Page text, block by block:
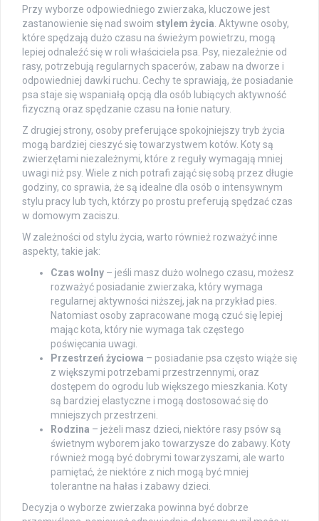
Przy wyborze odpowiedniego zwierzaka, kluczowe jest
zastanowienie się nad swoim stylem życia . Aktywne osoby,
które spędzają dużo czasu na świeżym powietrzu, mogą
lepiej odnaleźć się w roli właściciela psa. Psy, niezależnie od
rasy, potrzebują regularnych spacerów, zabaw na dworze i
odpowiedniej dawki ruchu. Cechy te sprawiają, że posiadanie
psa staje się wspaniałą opcją dla osób lubiących aktywność
fizyczną oraz spędzanie czasu na łonie natury.
Z drugiej strony, osoby preferujące spokojniejszy tryb życia
mogą bardziej cieszyć się towarzystwem kotów. Koty są
zwierzętami niezależnymi, które z reguły wymagają mniej
uwagi niż psy. Wiele z nich potrafi zająć się sobą przez długie
godziny, co sprawia, że są idealne dla osób o intensywnym
stylu pracy lub tych, którzy po prostu preferują spędzać czas
w domowym zaciszu.
W zależności od stylu życia, warto również rozważyć inne
aspekty, takie jak:
Czas wolny – jeśli masz dużo wolnego czasu, możesz
rozważyć posiadanie zwierzaka, który wymaga
regularnej aktywności niższej, jak na przykład pies.
Natomiast osoby zapracowane mogą czuć się lepiej
mając kota, który nie wymaga tak częstego
poświęcania uwagi.
Przestrzeń życiowa – posiadanie psa często wiąże się
z większymi potrzebami przestrzennymi, oraz
dostępem do ogrodu lub większego mieszkania. Koty
są bardziej elastyczne i mogą dostosować się do
mniejszych przestrzeni.
Rodzina – jeżeli masz dzieci, niektóre rasy psów są
świetnym wyborem jako towarzysze do zabawy. Koty
również mogą być dobrymi towarzyszami, ale warto
pamiętać, że niektóre z nich mogą być mniej
tolerantne na hałas i zabawy dzieci.
Decyzja o wyborze zwierzaka powinna być dobrze